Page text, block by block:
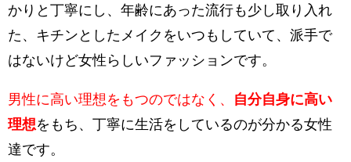
かりと丁寧にし、年齢にあった流行も少し取り入れ
た、キチンとしたメイクをいつもしていて、派手で
はないけど女性らしいファッションです。
男性に高い理想をもつのではなく、
自分自身に高い
理想をもち、丁寧に生活をしているのが分かる女性
達です。